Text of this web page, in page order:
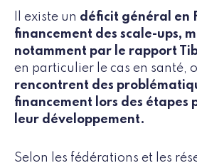
Il existe un déficit général en
financement des scale-ups,
notamment par le rapport
en particulier le cas en santé,
rencontrent des
financement lors des étapes
leur développement.
Selon les fédérations et les